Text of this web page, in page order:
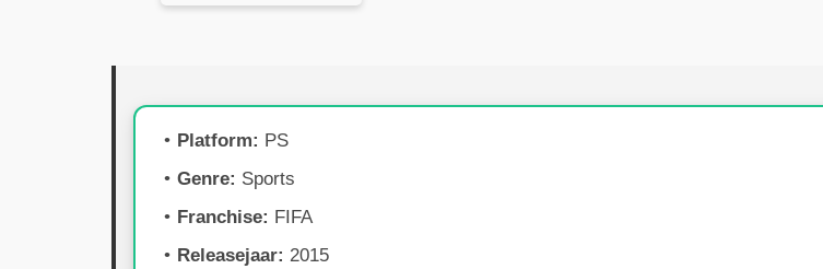
Platform: PS
Genre: Sports
Franchise: FIFA
Releasejaar: 2015